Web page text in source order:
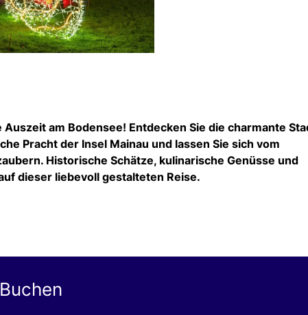
am Bodensee! Entdecken Sie die charmante
Pracht der Insel Mainau und lassen Sie sich vom
Historische Schätze, kulinarische Genüsse und
dieser liebevoll gestalteten Reise.